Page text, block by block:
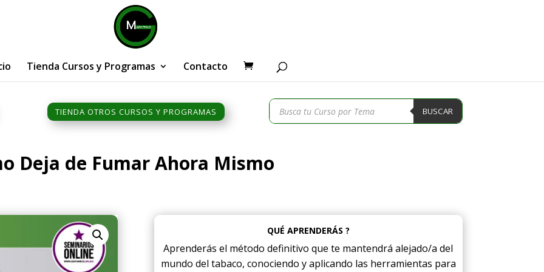
Tienda Cursos y Programas Contacto
TIENDA OTROS CURSOS Y PROGRAMAS
Búsqueda
de
productos
BUSCAR
Deja de Fumar Ahora Mismo
QUÉ APRENDERÁS ?
Aprenderás el método definitivo que te mantendrá alejado/a del
mundo del tabaco, conociendo y aplicando las herramientas para